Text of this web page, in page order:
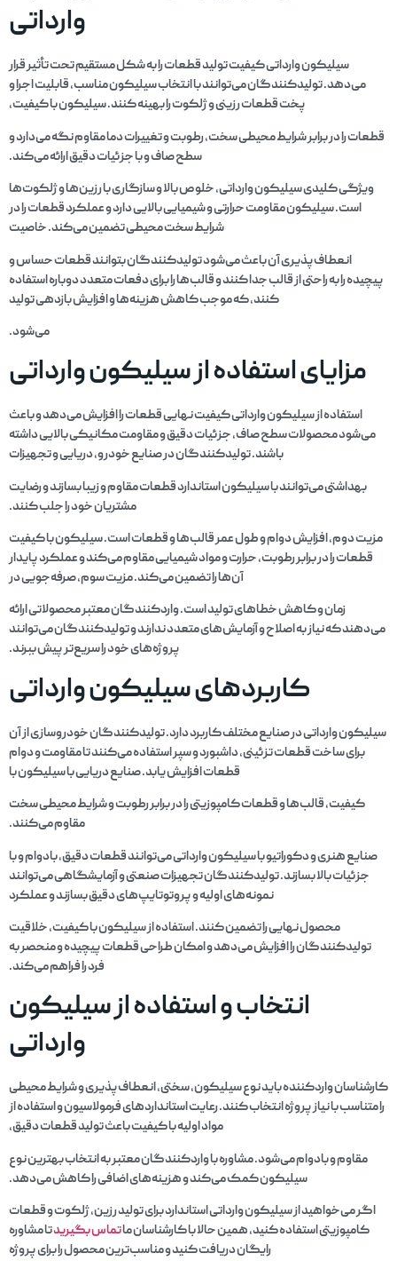
وارداتی
سیلیکون وارداتی کیفیت تولید قطعات را به شکل مستقیم تحت تأثیر قرار
می‌دهد. تولیدکنندگان می‌توانند با انتخاب سیلیکون مناسب، قابلیت اجرا و
پخت قطعات رزینی و ژلکوت را بهینه کنند. سیلیکون با کیفیت،
قطعات را در برابر شرایط محیطی سخت، رطوبت و تغییرات دما مقاوم نگه می‌دارد و
سطح صاف و با جزئیات دقیق ارائه می‌کند.
ویژگی کلیدی سیلیکون وارداتی، خلوص بالا و سازگاری با رزین‌ها و ژلکوت‌ها
است. سیلیکون مقاومت حرارتی و شیمیایی بالایی دارد و عملکرد قطعات را در
شرایط سخت محیطی تضمین می‌کند. خاصیت
انعطاف‌پذیری آن باعث می‌شود تولیدکنندگان بتوانند قطعات حساس و
پیچیده را به راحتی از قالب جدا کنند و قالب‌ها را برای دفعات متعدد دوباره استفاده
کنند، که موجب کاهش هزینه‌ها و افزایش بازدهی تولید
می‌شود.
مزایای استفاده از سیلیکون وارداتی
استفاده از سیلیکون وارداتی کیفیت نهایی قطعات را افزایش می‌دهد و باعث
می‌شود محصولات سطح صاف، جزئیات دقیق و مقاومت مکانیکی بالایی داشته
باشند. تولیدکنندگان در صنایع خودرو، دریایی و تجهیزات
بهداشتی می‌توانند با سیلیکون استاندارد قطعات مقاوم و زیبا بسازند و رضایت
مشتریان خود را جلب کنند.
مزیت دوم، افزایش دوام و طول عمر قالب‌ها و قطعات است. سیلیکون با کیفیت
قطعات را در برابر رطوبت، حرارت و مواد شیمیایی مقاوم می‌کند و عملکرد پایدار
آن‌ها را تضمین می‌کند. مزیت سوم، صرفه‌جویی در
زمان و کاهش خطاهای تولید است. واردکنندگان معتبر محصولاتی ارائه
می‌دهند که نیاز به اصلاح و آزمایش‌های متعدد ندارند و تولیدکنندگان می‌توانند
پروژه‌های خود را سریع‌تر پیش ببرند.
کاربردهای سیلیکون وارداتی
سیلیکون وارداتی در صنایع مختلف کاربرد دارد. تولیدکنندگان خودروسازی از آن
برای ساخت قطعات تزئینی، داشبورد و سپر استفاده می‌کنند تا مقاومت و دوام
قطعات افزایش یابد. صنایع دریایی با سیلیکون با
کیفیت، قالب‌ها و قطعات کامپوزیتی را در برابر رطوبت و شرایط محیطی سخت
مقاوم می‌کنند.
صنایع هنری و دکوراتیو با سیلیکون وارداتی می‌توانند قطعات دقیق، بادوام و با
جزئیات بالا بسازند. تولیدکنندگان تجهیزات صنعتی و آزمایشگاهی می‌توانند
نمونه‌های اولیه و پروتوتایپ‌های دقیق بسازند و عملکرد
محصول نهایی را تضمین کنند. استفاده از سیلیکون با کیفیت، خلاقیت
تولیدکنندگان را افزایش می‌دهد و امکان طراحی قطعات پیچیده و منحصر به
فرد را فراهم می‌کند.
انتخاب و استفاده از سیلیکون
وارداتی
کارشناسان واردکننده باید نوع سیلیکون، سختی، انعطاف‌پذیری و شرایط محیطی
را متناسب با نیاز پروژه انتخاب کنند. رعایت استانداردهای فرمولاسیون و استفاده از
مواد اولیه با کیفیت باعث تولید قطعات دقیق،
مقاوم و بادوام می‌شود. مشاوره با واردکنندگان معتبر به انتخاب بهترین نوع
سیلیکون کمک می‌کند و هزینه‌های اضافی را کاهش می‌دهد.
اگر می‌خواهید از سیلیکون وارداتی استاندارد برای تولید رزین، ژلکوت و قطعات
کامپوزیتی استفاده کنید، همین حالا با کارشناسان ماتماس بگیریدتا مشاوره
رایگان دریافت کنید و مناسب‌ترین محصول را برای پروژه